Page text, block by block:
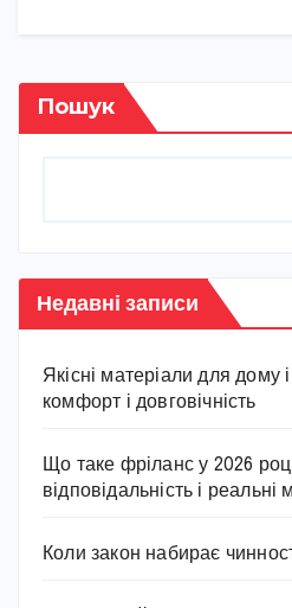
Пошук
Недавні записи
Якісні матеріали для дому і
комфорт і довговічність
Що таке фріланс у 2026
відповідальність і реальні
Коли закон набирає